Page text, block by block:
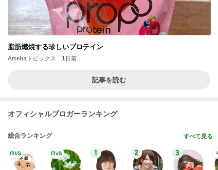
脂肪燃焼する珍しいプロテイン
Amebaトピックス 1日前
記事を読む
オフィシャルブロガーランキング
総合ランキング すべて見る
1 2 3